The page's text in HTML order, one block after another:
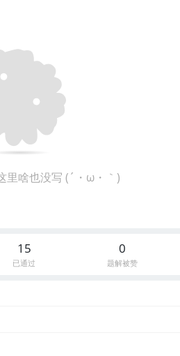
里啥也没写 (´・ω・｀)
15
已通过
0
题解被赞